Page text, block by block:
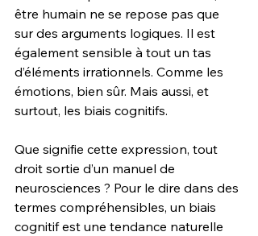
être humain ne se repose pas que
sur des arguments logiques. Il est
également sensible à tout un tas
d’éléments irrationnels. Comme les
émotions, bien sûr. Mais aussi, et
surtout, les biais cognitifs.
Que signifie cette expression, tout
droit sortie d’un manuel de
neurosciences ? Pour le dire dans des
termes compréhensibles, un biais
cognitif est une tendance naturelle